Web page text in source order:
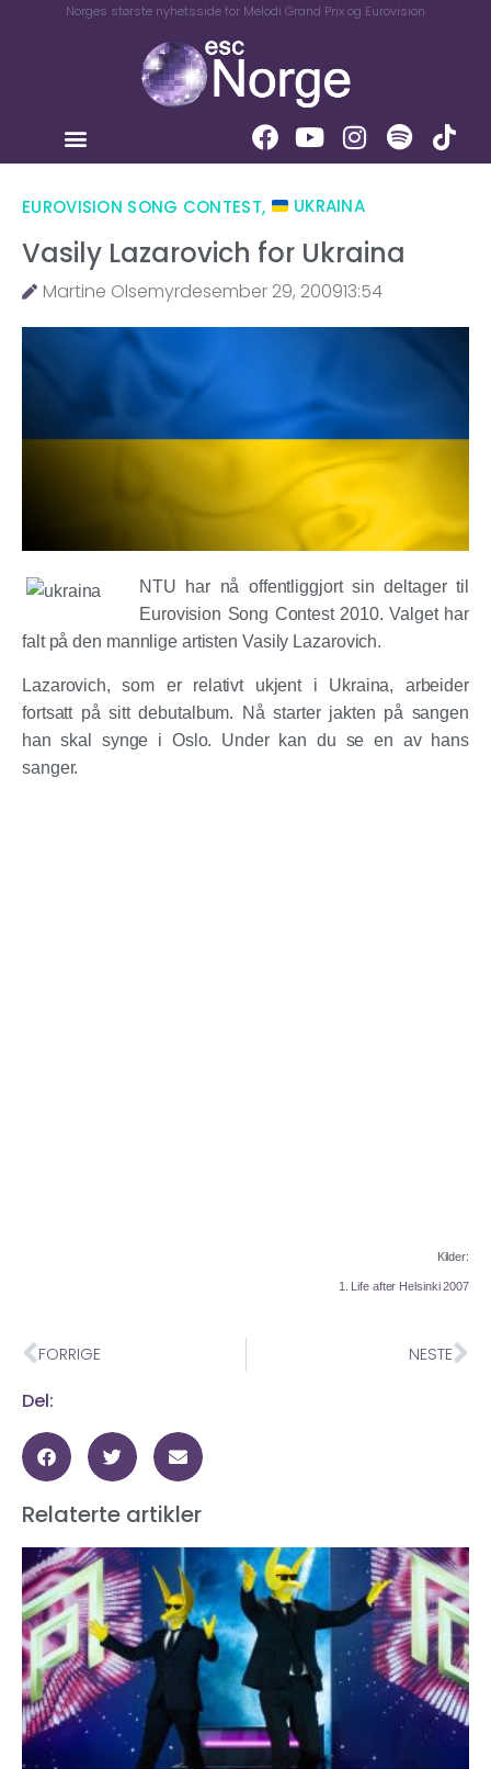
Norges største nyhetsside for Melodi Grand Prix og Eurovision
EUROVISION SONG CONTEST, UKRAINA
Vasily Lazarovich for Ukraina
Martine Olsemyrdesember 29, 200913:54
NTU har nå offentliggjort sin deltager til
Eurovision Song Contest 2010. Valget har
falt på den mannlige artisten Vasily Lazarovich.
Lazarovich, som er relativt ukjent i Ukraina, arbeider
fortsatt på sitt debutalbum. Nå starter jakten på sangen
han skal synge i Oslo. Under kan du se en av hans
sanger.
Kilder:
1. Life after Helsinki 2007
FORRIGE NESTE
Del:
Relaterte artikler